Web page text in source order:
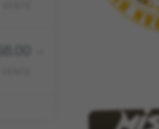
168.00